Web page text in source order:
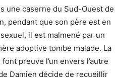
une caserne du Sud-Ouest de
pendant que son père est en
il est malmené par un
adoptive tombe malade. La
preuve l’un envers l’autre
Damien décide de recueillir